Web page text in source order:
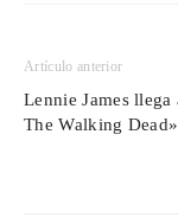
Artículo anterior
Lennie James llega
The Walking Dead»